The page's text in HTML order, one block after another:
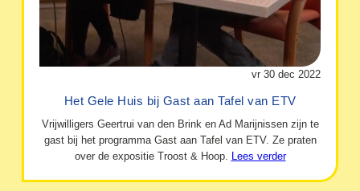
vr 30 dec 2022
Het Gele Huis bij Gast aan Tafel van ETV
Vrijwilligers Geertrui van den Brink en Ad Marijnissen zijn te
gast bij het programma Gast aan Tafel van ETV. Ze praten
over de expositie Troost & Hoop. Lees verder